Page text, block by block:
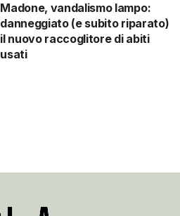
Madone, vandalismo lampo:
danneggiato (e subito riparato)
il nuovo raccoglitore di abiti
usati